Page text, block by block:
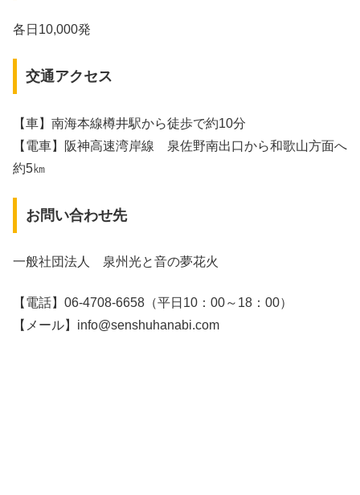
各日10,000発
交通アクセス
【車】南海本線樽井駅から徒歩で約10分
【電車】阪神高速湾岸線 泉佐野南出口から和歌山方面へ
約5㎞
お問い合わせ先
一般社団法人 泉州光と音の夢花火
【電話】06-4708-6658（平日10：00～18：00）
【メール】info@senshuhanabi.com